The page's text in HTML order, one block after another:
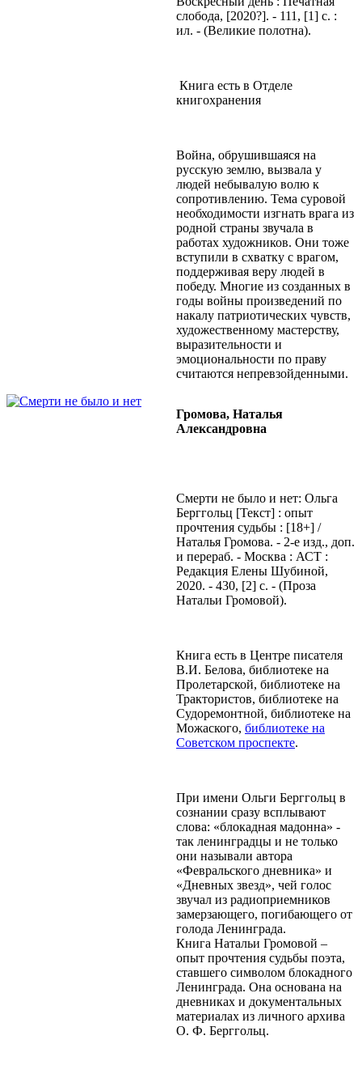
слобода, [2020?]. - 111, [1] с. :
ил. - (Великие полотна).
Книга есть в Отделе
книгохранения
Война, обрушившаяся на
русскую землю, вызвала у
людей небывалую волю к
сопротивлению. Тема суровой
необходимости изгнать врага из
родной страны звучала в
работах художников. Они тоже
вступили в схватку с врагом,
поддерживая веру людей в
победу. Многие из созданных в
годы войны произведений по
накалу патриотических чувств,
художественному мастерству,
выразительности и
эмоциональности по праву
считаются непревзойденными.
Громова, Наталья
Александровна
Смерти не было и нет: Ольга
Берггольц [Текст] : опыт
прочтения судьбы : [18+] /
Наталья Громова. - 2-е изд., доп.
и перераб. - Mосква : АСТ :
Редакция Елены Шубиной,
2020. - 430, [2] с. - (Проза
Натальи Громовой).
Книга есть в Центре писателя
В.И. Белова, библиотеке на
Пролетарской, библиотеке на
Трактористов, библиотеке на
Судоремонтной, библиотеке на
Можаского, библиотеке на
Советском проспекте.
При имени Ольги Берггольц в
сознании сразу всплывают
слова: «блокадная мадонна» -
так ленинградцы и не только
они называли автора
«Февральского дневника» и
«Дневных звезд», чей голос
звучал из радиоприемников
замерзающего, погибающего от
голода Ленинграда.
Книга Натальи Громовой –
опыт прочтения судьбы поэта,
ставшего символом блокадного
Ленинграда. Она основана на
дневниках и документальных
материалах из личного архива
О. Ф. Берггольц.